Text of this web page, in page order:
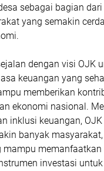
sebagai bagian
yang semakin
dengan visi OJK
keuangan yang
memberikan
ekonomi nasional.
inklusi keuangan, OJK
banyak
mampu memanfaatkan
investasi